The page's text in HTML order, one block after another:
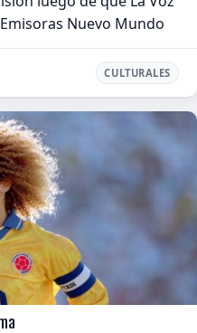
Nuevo Mundo
CULTURALES